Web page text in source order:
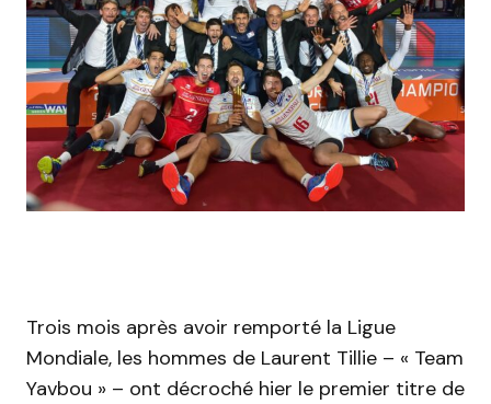
Trois mois après avoir remporté la Ligue
Mondiale, les hommes de Laurent Tillie – « Team
Yavbou » – ont décroché hier le premier titre de